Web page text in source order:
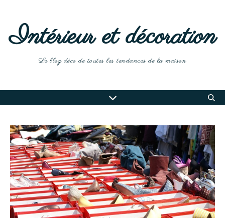
Intérieur et décoration
Le blog déco de toutes les tendances de la maison